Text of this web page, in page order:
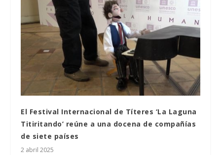
El Festival Internacional de Títeres ‘La Laguna
Titiritando’ reúne a una docena de compañías
de siete países
2 abril 2025